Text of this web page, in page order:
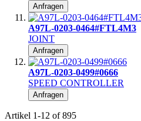
Anfragen
A97L-0203-0464#FTL4M3
JOINT
Anfragen
A97L-0203-0499#0666
SPEED CONTROLLER
Anfragen
Artikel 1-12 of895